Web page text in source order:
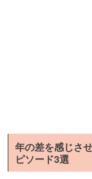
年の差を感じさ
ピソード3選